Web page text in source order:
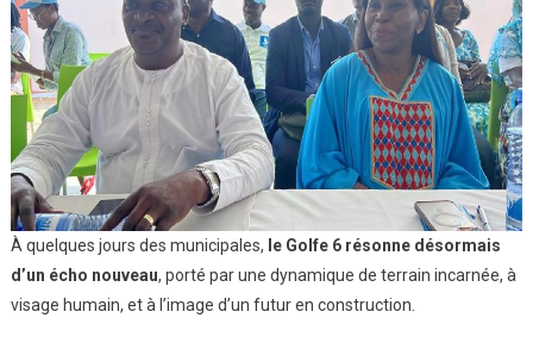
À quelques jours des municipales, le Golfe 6 résonne désormais
d’un écho nouveau, porté par une dynamique de terrain incarnée, à
visage humain, et à l’image d’un futur en construction.